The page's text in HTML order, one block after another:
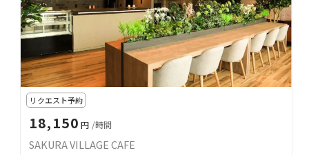
リクエスト予約
18,150 円 /時間
SAKURA VILLAGE CAFE